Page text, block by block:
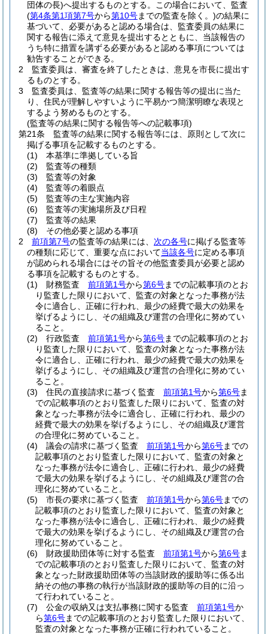
団体の長)へ提出するものとする。
この場合において、監査
(第4条第1項第7号から第10号までの監査を除く。)の結果に
基づいて、必要があると認める場合は、監査委員の結果に
関する報告に添えて意見を提出するとともに、当該報告の
うち特に措置を講ずる必要があると認める事項については
勧告することができる。
2
監査委員は、審査を終了したときは、意見を市長に提出す
るものとする。
3
監査委員は、監査等の結果に関する報告等の提出に当た
り、住民が理解しやすいように平易かつ簡潔明瞭な表現と
するよう努めるものとする。
(監査等の結果に関する報告等への記載事項)
第21条
監査等の結果に関する報告等には、原則として次に
掲げる事項を記載するものとする。
(1)
本基準に準拠している旨
(2)
監査等の種類
(3)
監査等の対象
(4)
監査等の着眼点
(5)
監査等の主な実施内容
(6)
監査等の実施場所及び日程
(7)
監査等の結果
(8)
その他必要と認める事項
2
前項第7号の監査等の結果には、 次の各号に掲げる監査等
の種類に応じて、重要な点において当該各号に定める事項
が認められる場合にはその旨その他監査委員が必要と認め
る事項を記載するものとする。
(1)
財務監査 前項第1号から第6号までの記載事項のとお
り監査した限りにおいて、監査の対象となった事務が法
令に適合し、正確に行われ、最少の経費で最大の効果を
挙げるようにし、その組織及び運営の合理化に努めてい
ること。
(2)
行政監査 前項第1号から第6号までの記載事項のとお
り監査した限りにおいて、監査の対象となった事務が法
令に適合し、正確に行われ、最少の経費で最大の効果を
挙げるようにし、その組織及び運営の合理化に努めてい
ること。
(3)
住民の直接請求に基づく監査 前項第1号から第6号ま
での記載事項のとおり監査した限りにおいて、監査の対
象となった事務が法令に適合し、正確に行われ、最少の
経費で最大の効果を挙げるようにし、その組織及び運営
の合理化に努めていること。
(4)
議会の請求に基づく監査 前項第1号から第6号までの
記載事項のとおり監査した限りにおいて、監査の対象と
なった事務が法令に適合し、正確に行われ、最少の経費
で最大の効果を挙げるようにし、その組織及び運営の合
理化に努めていること。
(5)
市長の要求に基づく監査 前項第1号から第6号までの
記載事項のとおり監査した限りにおいて、監査の対象と
なった事務が法令に適合し、正確に行われ、最少の経費
で最大の効果を挙げるようにし、その組織及び運営の合
理化に努めていること。
(6)
財政援助団体等に対する監査 前項第1号から第6号ま
での記載事項のとおり監査した限りにおいて、監査の対
象となった財政援助団体等の当該財政的援助等に係る出
納その他の事務の執行が当該財政的援助等の目的に沿っ
て行われていること。
(7)
公金の収納又は支払事務に関する監査 前項第1号か
ら第6号までの記載事項のとおり監査した限りにおいて、
監査の対象となった事務が正確に行われていること。